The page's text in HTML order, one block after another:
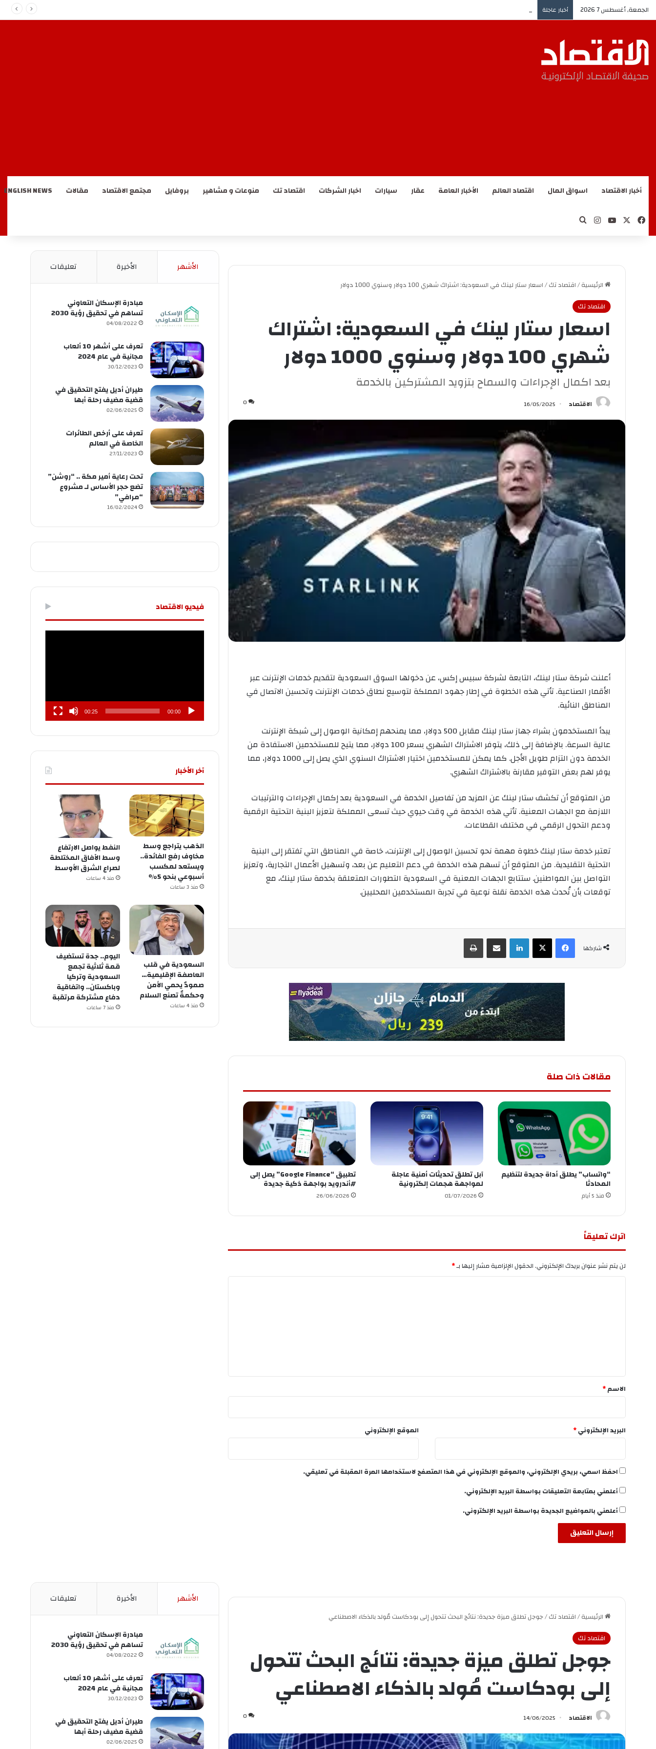
الجمعة, أغسطس 7 2026 أخبار عاجلة النفط يواصل الارتفاع وسط الآفاق المختلطة لصراع الشرق الأوسط
أخبار الاقتصاد اسواق المال اقتصاد العالم الأخبار العامة عقار سيارات اخبار الشركات اقتصاد تك منوعات و مشاهير بروفايل مجتمع الاقتصاد مقالات ENGLISH NEWS
فيسبوك ‫YouTubeانستقرام
الرئيسية/اقتصاد تك/اسعار ستار لينك في السعودية: اشتراك شهري 100 دولار وسنوي 1000 دولار
اقتصاد تك
اسعار ستار لينك في السعودية: اشتراك
شهري 100 دولار وسنوي 1000 دولار
بعد اكمال الإجراءات والسماح بتزويد المشتركين بالخدمة
الاقتصاد 16/05/2025
0
أعلنت شركة ستار لينك، التابعة لشركة سبيس إكس، عن دخولها السوق السعودية لتقديم خدمات الإنترنت عبر
الأقمار الصناعية. تأتي هذه الخطوة في إطار جهود المملكة لتوسيع نطاق خدمات الإنترنت وتحسين الاتصال في
المناطق النائية.
يبدأ المستخدمون بشراء جهاز ستار لينك مقابل 500 دولار، مما يمنحهم إمكانية الوصول إلى شبكة الإنترنت
عالية السرعة. بالإضافة إلى ذلك، يتوفر الاشتراك الشهري بسعر 100 دولار، مما يتيح للمستخدمين الاستفادة من
الخدمة دون التزام طويل الأجل. كما يمكن للمستخدمين اختيار الاشتراك السنوي الذي يصل إلى 1000 دولار، مما
يوفر لهم بعض التوفير مقارنة بالاشتراك الشهري.
من المتوقع أن تكشف ستار لينك عن المزيد من تفاصيل الخدمة في السعودية بعد إكمال الإجراءات والترتيبات
اللازمة مع الجهات المعنية. تأتي هذه الخدمة في وقت حيوي حيث تسعى المملكة لتعزيز البنية التحتية الرقمية
ودعم التحول الرقمي في مختلف القطاعات.
تعتبر خدمة ستار لينك خطوة مهمة نحو تحسين الوصول إلى الإنترنت، خاصة في المناطق التي تفتقر إلى البنية
التحتية التقليدية. من المتوقع أن تسهم هذه الخدمة في دعم التعليم عن بعد، وتسهيل الأعمال التجارية، وتعزيز
التواصل بين المواطنين. ستتابع الجهات المعنية في السعودية التطورات المتعلقة بخدمة ستار لينك، مع
توقعات بأن تُحدث هذه الخدمة نقلة نوعية في تجربة المستخدمين المحليين.
شاركها
فيسبوك لينكدإن
مقالات ذات صلة
“واتساب” يطلق أداة جديدة لتنظيم
المحادثا
منذ 5 أيام
آبل تطلق تحديثات أمنية عاجلة
لمواجهة هجمات إلكترونية
01/07/2026
‏تطبيق “Google Finance” يصل إلى
⁧‫#أندرويد‬⁩ بواجهة ذكية جديدة
26/06/2026
اترك تعليقاً
لن يتم نشر عنوان بريدك الإلكتروني.الحقول الإلزامية مشار إليها بـ*
*
الاسم*
البريد الإلكتروني* الموقع الإلكتروني
احفظ اسمي، بريدي الإلكتروني، والموقع الإلكتروني في هذا المتصفح لاستخدامها المرة المقبلة في تعليقي.
أعلمني بمتابعة التعليقات بواسطة البريد الإلكتروني.
أعلمني بالمواضيع الجديدة بواسطة البريد الإلكتروني.
الأشهر الأخيرة تعليقات
مبادرة الإسكان التعاوني
تساهم في تحقيق رؤية 2030
04/08/2022
تعرف على أشهر 10 ألعاب
مجانية في عام 2024
30/12/2023
طيران أديل يفتح التحقيق في
قضية مضيف رحلة أبها
02/06/2025
تعرف على أرخص الطائرات
الخاصة في العالم
27/11/2023
تحت رعاية أمير مكة .. “روشن”
تضع حجر الأساس لـ مشروع
“مرافي”
16/02/2024
فيديو الاقتصاد
00:00
00:25
آخر الأخبار
الذهب يتراجع وسط
مخاوف رفع الفائدة..
ويستعد لمكسب
أسبوعي بنحو 5%
منذ 3 ساعات
النفط يواصل الارتفاع
وسط الآفاق المختلطة
لصراع الشرق الأوسط
منذ 4 ساعات
السعودية في قلب
العاصفة الإقليمية…
صمودٌ يحمي الأمن
وحكمةٌ تصنع السلام
منذ 4 ساعات
اليوم.. جدة تستضيف
قمة ثلاثية تجمع
السعودية وتركيا
وباكستان.. واتفاقية
دفاع مشتركة مرتقبة
منذ 7 ساعات